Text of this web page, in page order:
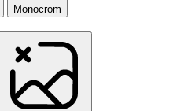
Monocrom